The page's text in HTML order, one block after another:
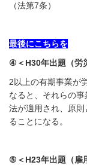
（法第7条）
最後にこちらを
④＜H30年出題（労
2以上の有期事業が
なると、それらの
法が適用され、原
ることになる。
⑤＜H23年出題（雇